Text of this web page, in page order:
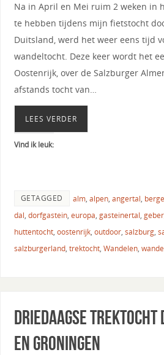
Na in April en Mei ruim 2 weken in
te hebben tijdens mijn fietstocht
Duitsland, werd het weer eens tijd
wandeltocht. Deze keer wordt het
Oostenrijk, over de Salzburger
afstands tocht van…
LEES VERDER
Vind ik leuk:
GETAGGED alm, alpen, angertal,
dal, dorfgastein, europa, gasteinertal,
huttentocht, oostenrijk, outdoor, salzburg,
salzburgerland, trektocht, Wandelen,
Driedaagse trektocht
en Groningen